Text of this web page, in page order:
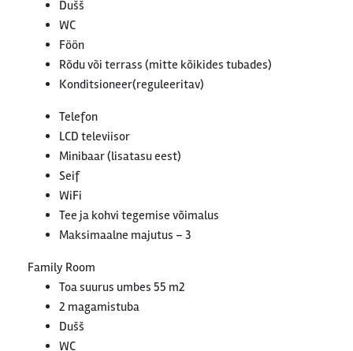
Dušš
WC
Föön
Rõdu või terrass (mitte kõikides tubades)
Konditsioneer(reguleeritav)
Telefon
LCD televiisor
Minibaar (lisatasu eest)
Seif
WiFi
Tee ja kohvi tegemise võimalus
Maksimaalne majutus – 3
Family Room
Toa suurus umbes 55 m2
2 magamistuba
Dušš
WC